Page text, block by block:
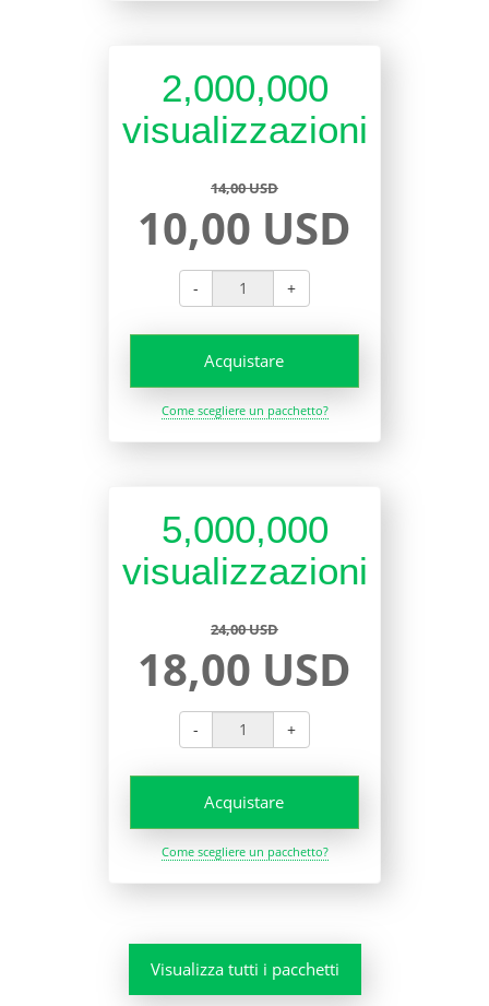
2,000,000
visualizzazioni
14,00 USD
10,00 USD
- +
Acquistare
Come scegliere un pacchetto?
5,000,000
visualizzazioni
24,00 USD
18,00 USD
- +
Acquistare
Come scegliere un pacchetto?
Visualizza tutti i pacchetti